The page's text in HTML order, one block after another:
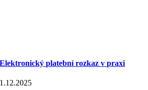
Elektronický platební rozkaz v praxi
1.12.2025